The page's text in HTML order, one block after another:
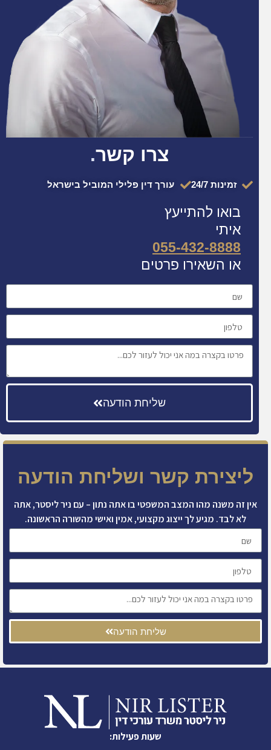
צרו קשר.
זמינות 24/7 עורך דין פלילי המוביל בישראל
בואו להתייעץ
איתי
055-432-8888
או השאירו פרטים
שליחת הודעה
ליצירת קשר ושליחת הודעה
אין זה משנה מהו המצב המשפטי בו אתה נתון – עם ניר ליסטר, אתה
לא לבד. מגיע לך ייצוג מקצועי, אמין ואישי מהשורה הראשונה.
שליחת הודעה
שעות פעילות: